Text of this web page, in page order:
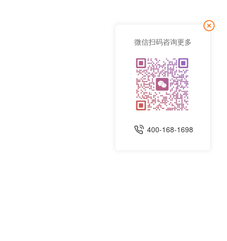
微信扫码咨询更多
400-168-1698